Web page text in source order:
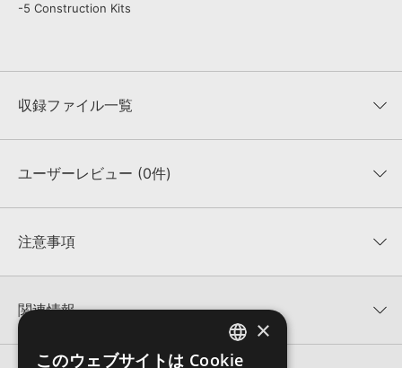
-5 Construction Kits
収録ファイル一覧
収録ファイル一覧
ユーザーレビュー (0件)
★★★★★
★5
★2
注意事項
KONTAKTフォーマットは、
でお使いいただけます。無償版のKONTAKT PLAYERではお使いい
ただけませんので、ご注意ください。また、「ライブラリ・タブ」
への表示にも対応しておりません。
関連情報
【Producer Loops】約4,000タイトルのサンプルパックが最大
ENGLISH
×
このウェブサイトは Cookie